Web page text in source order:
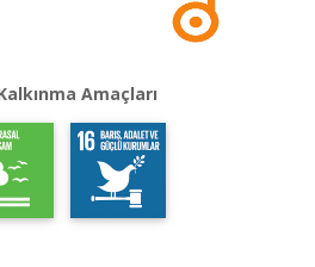
Amaçları